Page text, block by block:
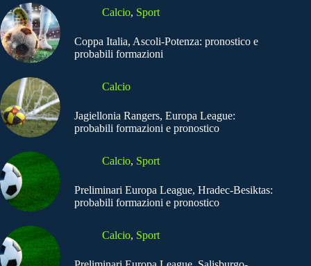
Calcio, Sport
Coppa Italia, Ascoli-Potenza: pronostico e
probabili formazioni
Calcio
Jagiellonia Rangers, Europa League:
probabili formazioni e pronostico
Calcio, Sport
Preliminari Europa League, Hradec-Besiktas:
probabili formazioni e pronostico
Calcio, Sport